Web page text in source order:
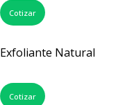
Cotizar
Exfoliante Natural
Cotizar